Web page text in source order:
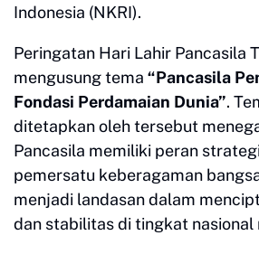
Indonesia (NKRI).
Peringatan Hari Lahir Pancasila
mengusung tema “Pancasila
Fondasi Perdamaian Dunia”.
ditetapkan oleh tersebut
Pancasila memiliki peran
pemersatu keberagaman
menjadi landasan dalam
dan stabilitas di tingkat nasional